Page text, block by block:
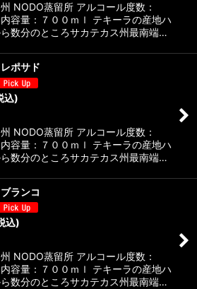
NODO蒸留所 アルコール度数：
量：７００ｍｌ テキーラの産地ハ
数分のところサカテカス州最南端…
ポサド
込)
NODO蒸留所 アルコール度数：
量：７００ｍｌ テキーラの産地ハ
数分のところサカテカス州最南端…
ランコ
込)
NODO蒸留所 アルコール度数：
量：７００ｍｌ テキーラの産地ハ
数分のところサカテカス州最南端…